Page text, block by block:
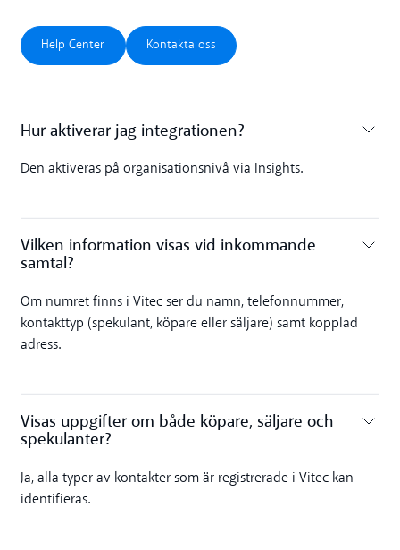
Help Center
Help Center
Kontakta oss
Kontakta oss
Toggle accordion
Hur aktiverar jag integrationen?
Den aktiveras på organisationsnivå via Insights.
Vilken information visas vid inkommande
samtal?
Om numret finns i Vitec ser du namn, telefonnummer,
kontakttyp (spekulant, köpare eller säljare) samt kopplad
adress.
Visas uppgifter om både köpare, säljare och
spekulanter?‍
Ja, alla typer av kontakter som är registrerade i Vitec kan
identifieras.